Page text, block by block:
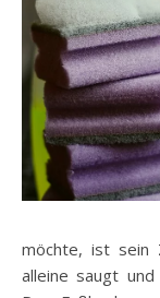
möchte, ist sein
alleine saugt